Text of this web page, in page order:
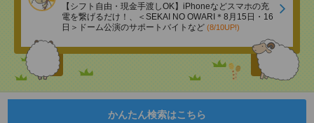
【シフト自由・現金手渡しOK】iPhoneなどスマホの充
電を繋げるだけ！、＜SEKAI NO OWARI＊8月15日・16
日＞ドーム公演のサポートバイトなど (8/10UP!)
かんたん検索はこちら